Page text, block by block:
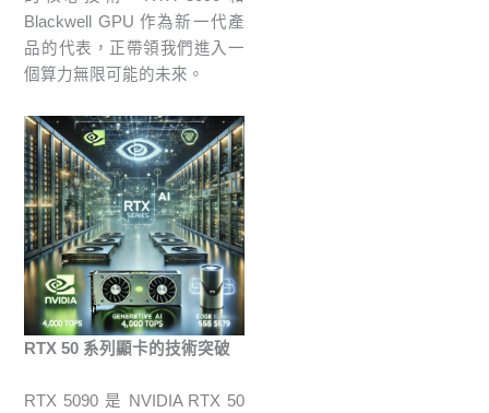
Blackwell GPU 作為新一代產
品的代表，正帶領我們進入一
個算力無限可能的未來。
RTX 50 系列顯卡的技術突破
RTX 5090 是 NVIDIA RTX 50